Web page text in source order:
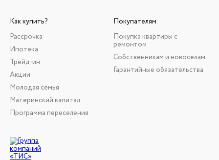
Как купить?
Рассрочка
Ипотека
Трейд-ин
Акции
Молодая семья
Материнский капитал
Программа переселения
Покупателям
Покупка квартиры с
ремонтом
Собственникам и новоселам
Гарантийные обязательства